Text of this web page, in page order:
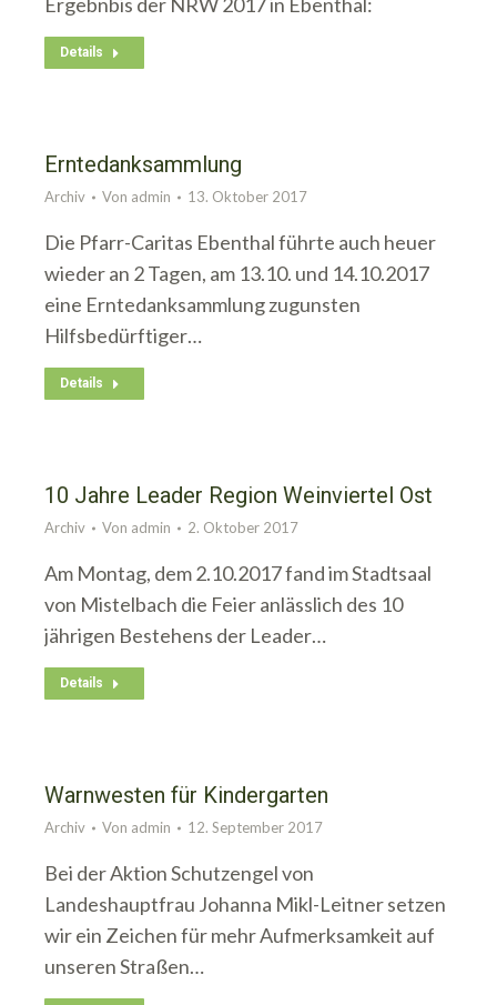
Details
Erntedanksammlung
Archiv Von admin 13. Oktober 2017
Die Pfarr-Caritas Ebenthal führte auch heuer
wieder an 2 Tagen, am 13.10. und 14.10.2017
eine Erntedanksammlung zugunsten
Hilfsbedürftiger…
Details
10 Jahre Leader Region Weinviertel Ost
Archiv Von admin 2. Oktober 2017
Am Montag, dem 2.10.2017 fand im Stadtsaal
von Mistelbach die Feier anlässlich des 10
jährigen Bestehens der Leader…
Details
Warnwesten für Kindergarten
Archiv Von admin 12. September 2017
Bei der Aktion Schutzengel von
Landeshauptfrau Johanna Mikl-Leitner setzen
wir ein Zeichen für mehr Aufmerksamkeit auf
unseren Straßen…